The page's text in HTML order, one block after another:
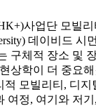
사업단 모빌
데이비드 시
구체적 장소 및
상학이 더 중요
모빌리티, 디
여정, 여기와 저